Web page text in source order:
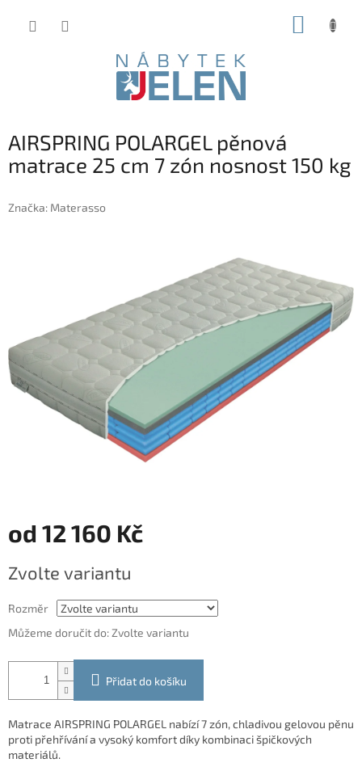
AIRSPRING POLARGEL pěnová
matrace 25 cm 7 zón nosnost 150 kg
Značka: Materasso
od 12 160 Kč
cena:
Zvolte variantu
Rozměr
Můžeme doručit do: Zvolte variantu
Přidat do košíku
Matrace AIRSPRING POLARGEL nabízí 7 zón, chladivou gelovou pěnu
proti přehřívání a vysoký komfort díky kombinaci špičkových
materiálů.